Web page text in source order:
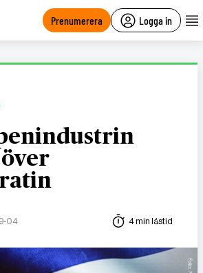
Prenumerera Logga in
04 4 min lästid